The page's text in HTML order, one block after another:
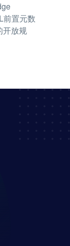
前置元数
开放规